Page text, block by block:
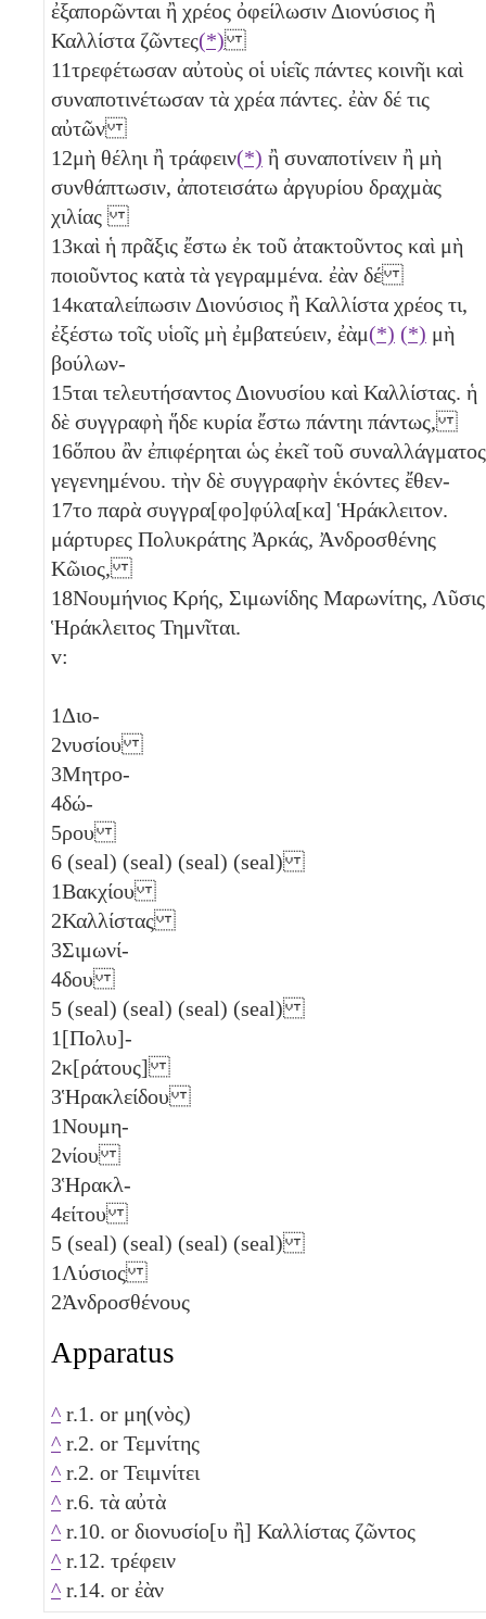
ἐξαπορῶνται ἢ χρέος ὀφείλωσιν Διονύσιος ἢ
Καλλίστα ζῶντες(*)
11τρεφέτωσαν αὐτοὺς οἱ υἱεῖς πάντες κοινῆι καὶ
συναποτινέτωσαν τὰ χρέα πάντες. ἐὰν δέ τις
αὐτῶν
12μὴ θέληι ἢ τράφειν(*) ἢ συναποτίνειν ἢ μὴ
συνθάπτωσιν, ἀποτεισάτω ἀργυρίου δραχμὰς
χιλίας
13καὶ ἡ πρᾶξις ἔστω ἐκ τοῦ ἀτακτοῦντος καὶ μὴ
ποιοῦντος κατὰ τὰ γεγραμμένα. ἐὰν δέ
14καταλείπωσιν Διονύσιος ἢ Καλλίστα χρέος τι,
ἐξέστω τοῖς υἱοῖς μὴ ἐμβατεύειν, ἐὰμ(*) (*) μὴ
βούλων-
15ται τελευτήσαντος Διονυσίου καὶ Καλλίστας. ἡ
δὲ συγγραφὴ ἥδε κυρία ἔστω πάντηι πάντως,
16ὅπου ἂν ἐπιφέρηται ὡς ἐκεῖ τοῦ συναλλάγματος
γεγενημένου. τὴν δὲ συγγραφὴν ἑκόντες ἔθεν-
17το παρὰ συγγρα[φο]φύλα[κα] Ἡράκλειτον.
μάρτυρες Πολυκράτης Ἀρκάς, Ἀνδροσθένης
Κῶιος,
18Νουμήνιος Κρής, Σιμωνίδης Μαρωνίτης, Λῦσις
Ἡράκλειτος Τημνῖται.
v:
1Διο-
2νυσίου
3Μητρο-
4δώ-
5ρου
6 (seal) (seal) (seal) (seal)
1Βακχίου
2Καλλίστας
3Σιμωνί-
4δου
5 (seal) (seal) (seal) (seal)
1[Πολυ]-
2κ[ράτους]
3Ἡρακλείδου
1Νουμη-
2νίου
3Ἡρακλ-
4είτου
5 (seal) (seal) (seal) (seal)
1Λύσιος
2Ἀνδροσθένους
Apparatus
^ r.1. or μη(νὸς)
^ r.2. or Τεμνίτης
^ r.2. or Τειμνίτει
^ r.6. τὰ αὐτὰ
^ r.10. or διονυσίο[υ ἢ] Καλλίστας ζῶντος
^ r.12. τρέφειν
^ r.14. or ἐὰν